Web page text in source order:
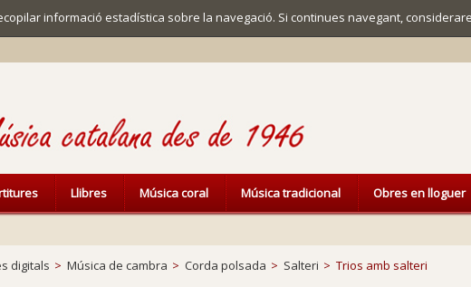
Llibres Música coral Música tradicional Obres en lloguer
digitals > Música de cambra > Corda polsada > Salteri > Trios amb salteri
informació estadística sobre la navegació. Si continues navegant,